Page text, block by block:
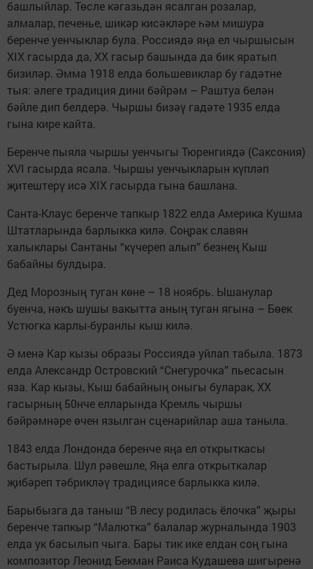
башлыйлар. Төсле кәгазьдән ясалган роза­лар,
алмалар, печенье, шикәр кисәкләре һәм мишура
беренче уенчыклар була. Россиядә яңа ел чыршысын
XIX гасырда да, XX гасыр башында да бик яратып
бизиләр. Әмма 1918 елда боль­шевиклар бу гадәтне
тыя: әлеге традиция дини бәйрәм – Раштуа белән
бәйле дип белдерә. Чыр­шы бизәү гадәте 1935 елда
гына кире кайта.
Беренче пыяла чыршы уен­чыгы Тюренгиядә (Саксония)
XVI гасырда ясала. Чыршы уен­чыкларын күпләп
җитештерү исә XIX гасырда гына башлана.
Санта-Клаус беренче тап­кыр 1822 елда Америка Кушма
Штатларында барлыкка килә. Соңрак славян
халыклары Сан­таны “күчереп алып” безнең Кыш
бабайны булдыра.
Дед Морозның туган көне – 18 ноябрь. Ышанулар
буенча, нәкъ шушы вакытта аның ту­ган ягына – Бөек
Устюгка кар­лы-буранлы кыш килә.
Ә менә Кар кызы обра­зы Россиядә уйлап табыла. 1873
елда Александр Остров­ский “Снегурочка” пьесасын
яза. Кар кызы, Кыш бабайның оныгы буларак, XX
гасырның 50нче елларында Кремль чыр­шы
бәйрәмнәре өчен язылган сценарийлар аша таныла.
1843 елда Лондонда беренче яңа ел открыткасы
бастырыла. Шул рәвешле, Яңа елга открыт­калар
җибәреп тәбрикләү тра­дициясе барлыкка килә.
Барыбызга да таныш “В лесу родилась ёлочка” җыры
беренче тапкыр “Малютка” балалар жур­налында 1903
елда ук басылып чыга. Бары тик ике елдан соң гына
композитор Леонид Бек­ман Раиса Кудашева шигыренә